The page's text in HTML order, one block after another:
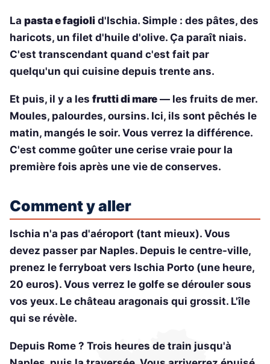
La pasta e fagioli d'Ischia. Simple : des pâtes, des
haricots, un filet d'huile d'olive. Ça paraît niais.
C'est transcendant quand c'est fait par
quelqu'un qui cuisine depuis trente ans.
Et puis, il y a les frutti di mare — les fruits de mer.
Moules, palourdes, oursins. Ici, ils sont pêchés le
matin, mangés le soir. Vous verrez la différence.
C'est comme goûter une cerise vraie pour la
première fois après une vie de conserves.
Comment y aller
Ischia n'a pas d'aéroport (tant mieux). Vous
devez passer par Naples. Depuis le centre-ville,
prenez le ferryboat vers Ischia Porto (une heure,
20 euros). Vous verrez le golfe se dérouler sous
vos yeux. Le château aragonais qui grossit. L'île
qui se révèle.
Depuis Rome ? Trois heures de train jusqu'à